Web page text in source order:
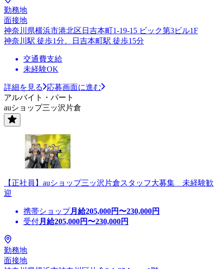
勤務地
面接地
神奈川県横浜市港北区日吉本町1-19-15 ビック第3ビル1F
神奈川駅 徒歩1分、日吉本町駅 徒歩15分
交通費支給
未経験OK
詳細を見る
応募画面に進む
アルバイト・パート
auショップ三ッ沢片倉
【正社員】auショップ三ッ沢片倉スタッフ大募集 未経験歓
迎
携帯ショップ月給205,000円〜230,000円
受付月給205,000円〜230,000円
勤務地
面接地